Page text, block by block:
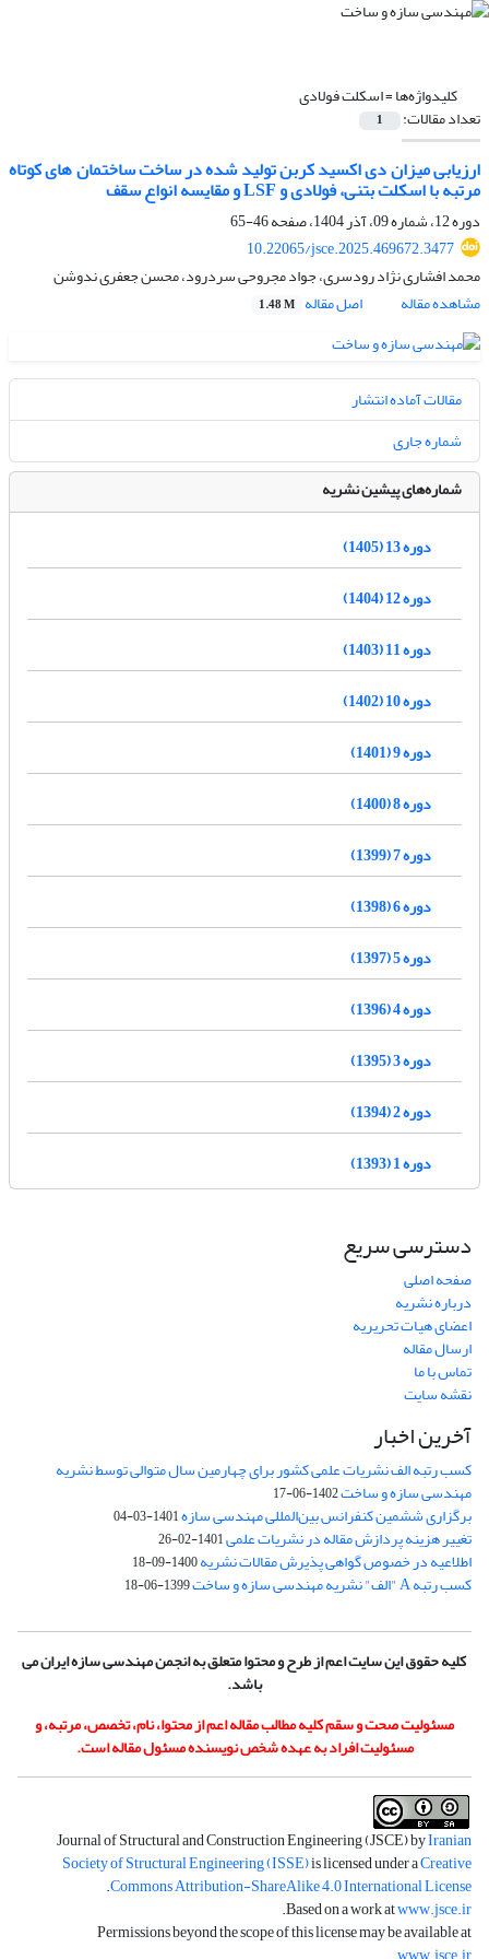
کلیدواژه‌ها =اسکلت فولادی
تعداد مقالات: 1
ارزیابی میزان دی اکسید کربن تولید شده در ساخت ساختمان های کوتاه
مرتبه با اسکلت بتنی، فولادی و LSF و مقایسه انواع سقف
دوره 12، شماره 09، آذر 1404، صفحه
46-65
10.22065/jsce.2025.469672.3477
محمد افشاری نژاد رودسری، جواد مجروحی سردرود، محسن جعفری ندوشن
مشاهده مقاله
اصل مقاله 1.48 M
مقالات آماده انتشار
شماره جاری
شماره‌های پیشین نشریه
دوره 13 (1405)
دوره 12 (1404)
دوره 11 (1403)
دوره 10 (1402)
دوره 9 (1401)
دوره 8 (1400)
دوره 7 (1399)
دوره 6 (1398)
دوره 5 (1397)
دوره 4 (1396)
دوره 3 (1395)
دوره 2 (1394)
دوره 1 (1393)
دسترسی سریع
صفحه اصلی
درباره نشریه
اعضای هیات تحریریه
ارسال مقاله
تماس با ما
نقشه سایت
آخرین اخبار
کسب رتبه الف نشریات علمی کشور برای چهارمین سال متوالی توسط نشریه
مهندسی سازه و ساخت1402-06-17
برگزاری ششمین کنفرانس بین‌المللی مهندسی سازه1401-03-04
تغییر هزینه پردازش مقاله در نشریات علمی1401-02-26
اطلاعیه در خصوص گواهی پذیرش مقالات نشریه1400-09-18
کسب رتبه A "الف" نشریه مهندسی سازه و ساخت 1399-06-18
کلیه حقوق این سایت اعم از طرح و محتوا متعلق به انجمن مهندسی سازه ایران می
باشد.
مسئولیت صحت و سقم کلیه مطالب مقاله اعم از محتوا، نام، تخصص، مرتبه، و
مسئولیت افراد به عهده شخص نویسنده مسئول مقاله است.
Journal of Structural and Construction Engineering (JSCE) byIranian
Society of Structural Engineering (ISSE)is licensed under aCreative
Commons Attribution-ShareAlike 4.0 International License
.
Based on a work atwww.jsce.ir
.
Permissions beyond the scope of this license may be available at